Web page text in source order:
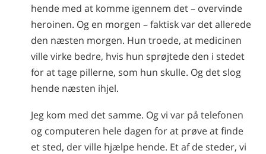
hende med at komme igennem det – overvinde
heroinen. Og en morgen – faktisk var det allerede
den næsten morgen. Hun troede, at medicinen
ville virke bedre, hvis hun sprøjtede den i stedet
for at tage pillerne, som hun skulle. Og det slog
hende næsten ihjel.
Jeg kom med det samme. Og vi var på telefonen
og computeren hele dagen for at prøve at finde
et sted, der ville hjælpe hende. Et af de steder, vi